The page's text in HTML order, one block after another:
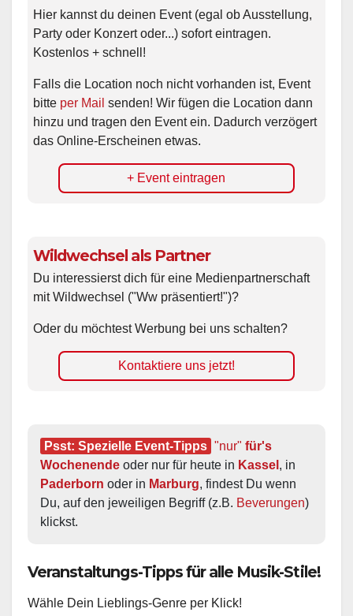
Hier kannst du deinen Event (egal ob Ausstellung,
Party oder Konzert oder...) sofort eintragen.
Kostenlos + schnell!
Falls die Location noch nicht vorhanden ist, Event
bitte per Mail senden! Wir fügen die Location dann
hinzu und tragen den Event ein. Dadurch verzögert
das Online-Erscheinen etwas.
+ Event eintragen
Wildwechsel als Partner
Du interessierst dich für eine Medienpartnerschaft
mit Wildwechsel ("Ww präsentiert!")?
Oder du möchtest Werbung bei uns schalten?
Kontaktiere uns jetzt!
Psst: Spezielle Event-Tipps "nur" für's
Wochenende oder nur für heute in Kassel
Paderborn oder in Marburg, findest Du wenn
Du, auf den jeweiligen Begriff (z.B. Beverungen)
klickst.
Veranstaltungs-Tipps für alle Musik-Stile!
Wähle Dein Lieblings-Genre per Klick!